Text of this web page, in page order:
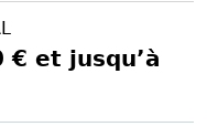
€ et jusqu’à